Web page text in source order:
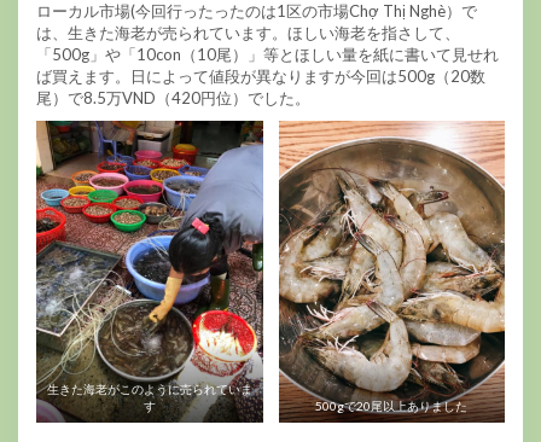
ローカル市場(今回行ったったのは1区の市場Chợ Thị Nghè）で
は、生きた海老が売られています。ほしい海老を指さして、
「500g」や「10con（10尾）」等とほしい量を紙に書いて見せれ
ば買えます。日によって値段が異なりますが今回は500g（20数
尾）で8.5万VND（420円位）でした。
生きた海老がこのように売られていま
す
500gで20尾以上ありました